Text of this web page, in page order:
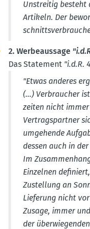
Unstreitig besteht
Artikeln. Der
2. Werbe­aussage
Das Statement "i.d.R.
"Etwas anderes
(...) Verbraucher
zeiten nicht
Vertrags­partner
umgehende
dessen auch in
Im
Einzelnen
Zustellung an
Lieferung nicht
Zusage, immer
der